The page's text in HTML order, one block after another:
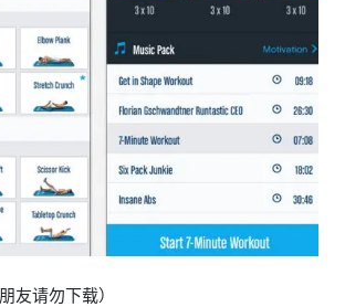
友请勿下载）